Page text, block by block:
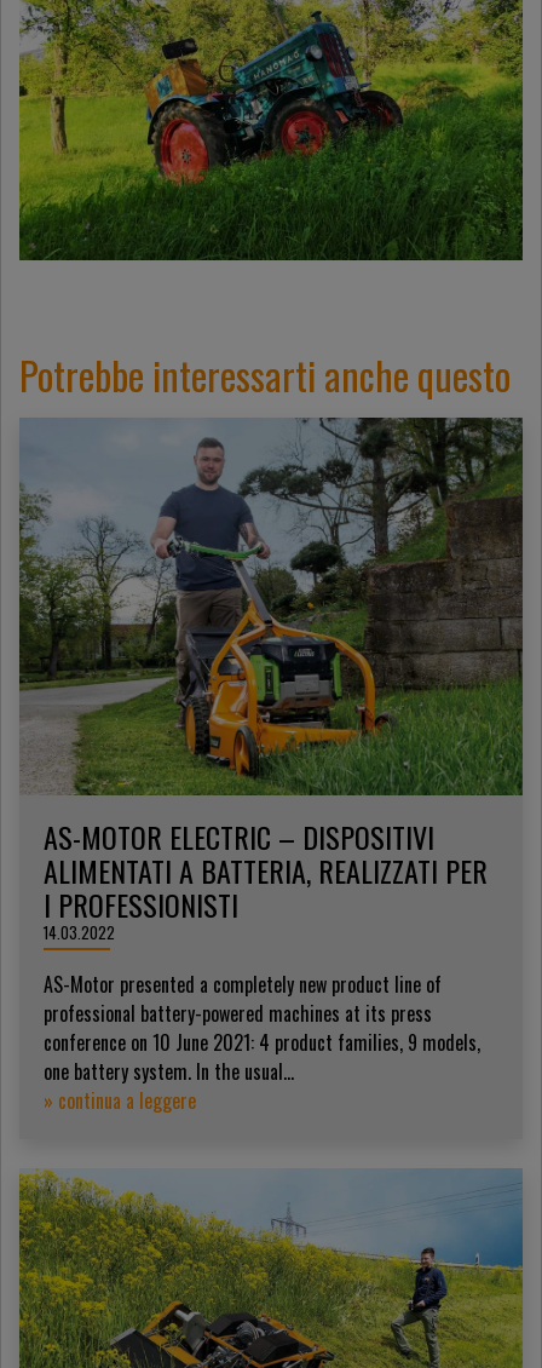
Potrebbe interessarti anche questo
AS-MOTOR ELECTRIC – DISPOSITIVI
ALIMENTATI A BATTERIA, REALIZZATI PER
I PROFESSIONISTI
14.03.2022
AS-Motor presented a completely new product line of
professional battery-powered machines at its press
conference on 10 June 2021: 4 product families, 9 models,
one battery system. In the usual...
» continua a leggere